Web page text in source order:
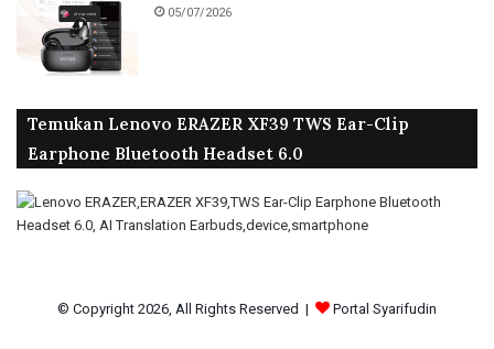
05/07/2026
Temukan Lenovo ERAZER XF39 TWS Ear-Clip
Earphone Bluetooth Headset 6.0
© Copyright 2026, All Rights Reserved | Portal Syarifudin